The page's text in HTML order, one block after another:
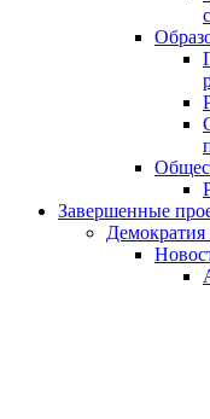
Завершенные
Демократия